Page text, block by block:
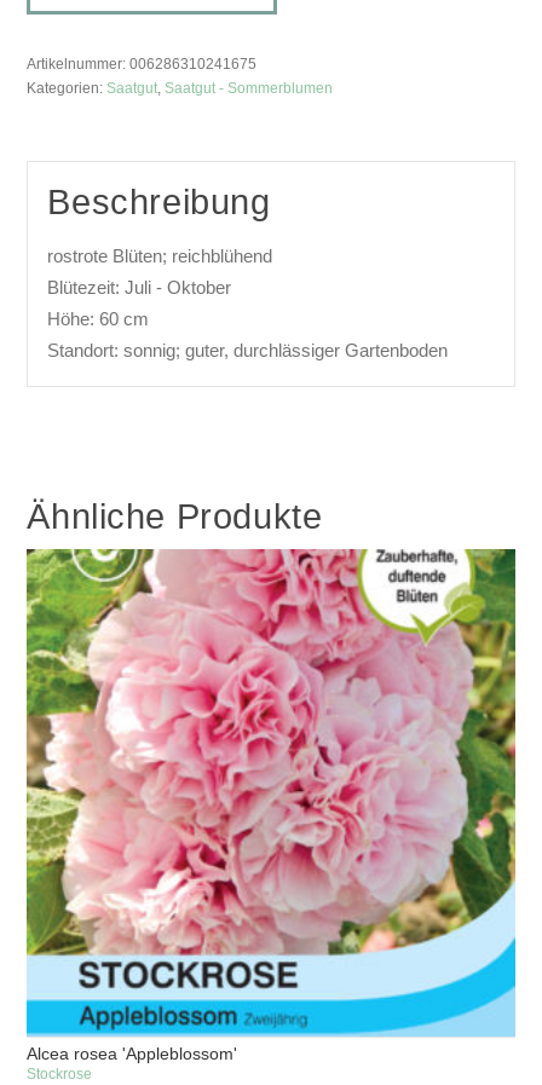
Artikelnummer:006286310241675
Kategorien: Saatgut Saatgut - Sommerblumen
Beschreibung
rostrote Blüten; reichblühend
Blütezeit: Juli - Oktober
Höhe: 60 cm
Standort: sonnig; guter, durchlässiger Gartenboden
Ähnliche Produkte
Alcea rosea 'Appleblossom'
Stockrose